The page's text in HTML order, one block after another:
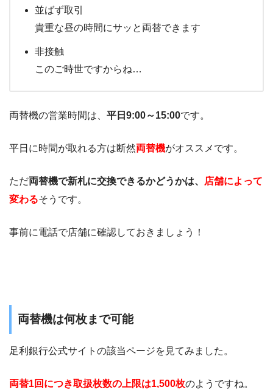
並ばず取引
貴重な昼の時間にサッと両替できます
非接触
このご時世ですからね…
両替機の営業時間は、 平日9:00～15:00です。
平日に時間が取れる方は断然両替機がオススメです。
ただ両替機で新札に交換できるかどうかは、
店舗によって
変わるそうです。
事前に電話で店舗に確認しておきましょう！
両替機は何枚まで可能
足利銀行公式サイトの該当ページを見てみました。
両替1回につき取扱枚数の上限は1,500枚のようですね。